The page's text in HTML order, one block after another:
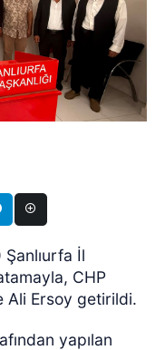
İl
CHP
Ali Ersoy getirildi.
yapılan